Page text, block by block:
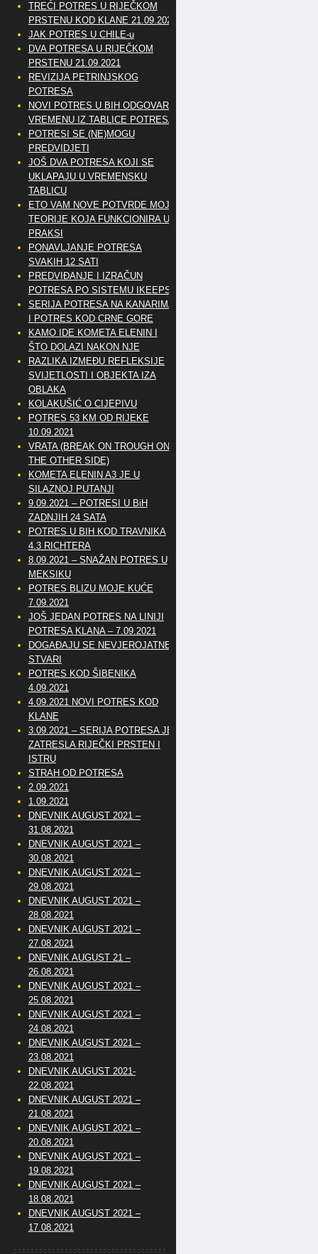
TREĆI POTRES U RIJEČKOM
PRSTENU KOD KLANE 21.09.2021
JAK POTRES U CHILE-u
DVA POTRESA U RIJEČKOM
PRSTENU 21.09.2021
REVIZIJA PETRINJSKOG
POTRESA
NOVI POTRES U BIH ODGOVARA
VREMENU IZ TABLICE POTRESA
POTRESI SE (NE)MOGU
PREDVIDJETI
JOŠ DVA POTRESA KOJI SE
UKLAPAJU U VREMENSKU
TABLICU
ETO VAM NOVE POTVRDE MOJE
TEORIJE KOJA FUNKCIONIRA U
PRAKSI
PONAVLJANJE POTRESA
SVAKIH 12 SATI
PREDVIĐANJE I IZRAČUN
POTRESA PO SISTEMU IKEEPS
SERIJA POTRESA NA KANARIMA
I POTRES KOD CRNE GORE
KAMO IDE KOMETA ELENIN I
ŠTO DOLAZI NAKON NJE
RAZLIKA IZMEĐU REFLEKSIJE
SVIJETLOSTI I OBJEKTA IZA
OBLAKA
KOLAKUŠIĆ O CIJEPIVU
POTRES 53 KM OD RIJEKE
10.09.2021
VRATA (BREAK ON TROUGH ON
THE OTHER SIDE)
KOMETA ELENIN A3 JE U
SILAZNOJ PUTANJI
9.09.2021 – POTRESI U BiH
ZADNJIH 24 SATA
POTRES U BIH KOD TRAVNIKA
4.3 RICHTERA
8.09.2021 – SNAŽAN POTRES U
MEKSIKU
POTRES BLIZU MOJE KUĆE
7.09.2021
JOŠ JEDAN POTRES NA LINIJI
POTRESA KLANA – 7.09.2021
DOGAĐAJU SE NEVJEROJATNE
STVARI
POTRES KOD ŠIBENIKA
4.09.2021
4.09.2021 NOVI POTRES KOD
KLANE
3.09.2021 – SERIJA POTRESA JE
ZATRESLA RIJEČKI PRSTEN I
ISTRU
STRAH OD POTRESA
2.09.2021
1.09.2021
DNEVNIK AUGUST 2021 –
31.08.2021
DNEVNIK AUGUST 2021 –
30.08.2021
DNEVNIK AUGUST 2021 –
29.08.2021
DNEVNIK AUGUST 2021 –
28.08.2021
DNEVNIK AUGUST 2021 –
27.08.2021
DNEVNIK AUGUST 21 –
26.08.2021
DNEVNIK AUGUST 2021 –
25.08.2021
DNEVNIK AUGUST 2021 –
24.08.2021
DNEVNIK AUGUST 2021 –
23.08.2021
DNEVNIK AUGUST 2021-
22.08.2021
DNEVNIK AUGUST 2021 –
21.08.2021
DNEVNIK AUGUST 2021 –
20.08.2021
DNEVNIK AUGUST 2021 –
19.08.2021
DNEVNIK AUGUST 2021 –
18.08.2021
DNEVNIK AUGUST 2021 –
17.08.2021